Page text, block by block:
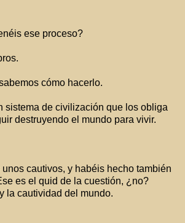
ese proceso?
cómo hacerlo.
sistema de civilización que los obliga
destruyendo el mundo para vivir.
cautivos, y habéis hecho también
es el quid de la cuestión, ¿no?
la cautividad del mundo.